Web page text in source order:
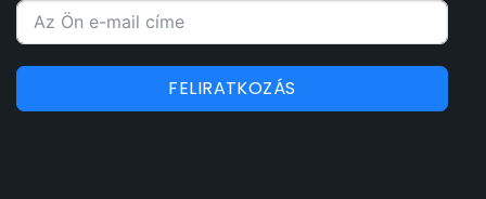
FELIRATKOZÁS